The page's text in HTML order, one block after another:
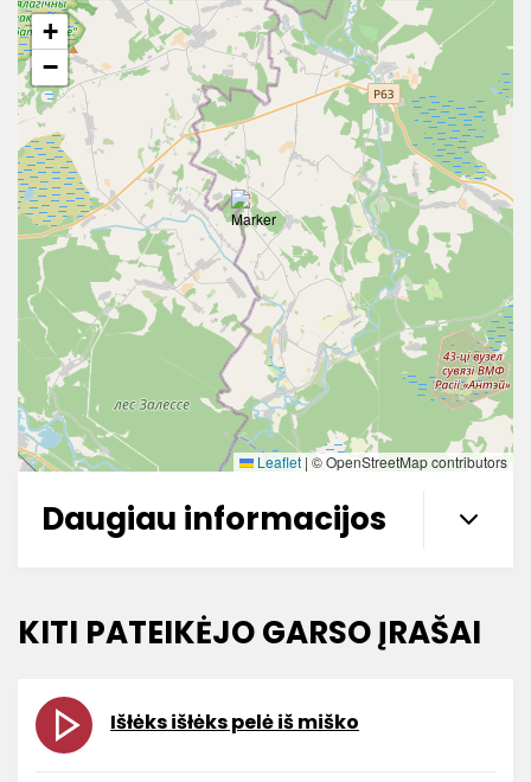
+
−
Leaflet | © OpenStreetMap contributors
Daugiau informacijos
KITI PATEIKĖJO GARSO ĮRAŠAI
Išłėks išłėks pelė iš miško